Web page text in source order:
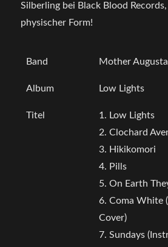
Silberling bei Black Blood
physischer Form!
Band Mother Augusta
Album Low Lights
Titel
1. Low Lights
2. Clochard
3. Hikikomori
4. Pills
5. On Earth
6. Coma White
Cover)
7. Sundays